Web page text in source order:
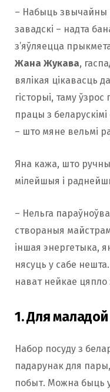
– Набыць звычайны
завадскі – надта
з’яўляецца
Жана Жукава,
вялікая цікавасць
гісторыі, таму
працы з беларускімі
– што мяне вельмі
Яна кажа, што
мілейшыя і
– Нельга
створаныя майстрам
іншая энергетыка,
нясуць у сабе
нават нейкае цяпло
1. Для
Набор посуду з
падарунак для
побыт. Можна быць